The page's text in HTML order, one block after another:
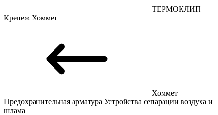
ТЕРМОКЛИП
Крепеж Хоммет
Хоммет
Предохранительная арматура Устройства сепарации воздуха и
шлама